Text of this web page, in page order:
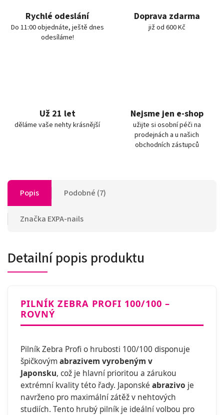
Rychlé odeslání
Do 11:00 objednáte, ještě dnes
odesíláme!
Doprava zdarma
již od 600 Kč
Už 21 let
děláme vaše nehty krásnější
Nejsme jen e-shop
užijte si osobní péči na
prodejnách a u našich
obchodních zástupců
Popis Podobné (7)
Značka EXPA-nails
Detailní popis produktu
PILNÍK ZEBRA PROFI 100/100 –
ROVNÝ
Pilník Zebra Profi o hrubosti 100/100 disponuje
špičkovýmabrazivem vyrobeným v
Japonsku, což je hlavní prioritou a zárukou
extrémní kvality této řady. Japonské abrazivo je
navrženo pro maximální zátěž v nehtových
studiích. Tento hrubý pilník je ideální volbou pro